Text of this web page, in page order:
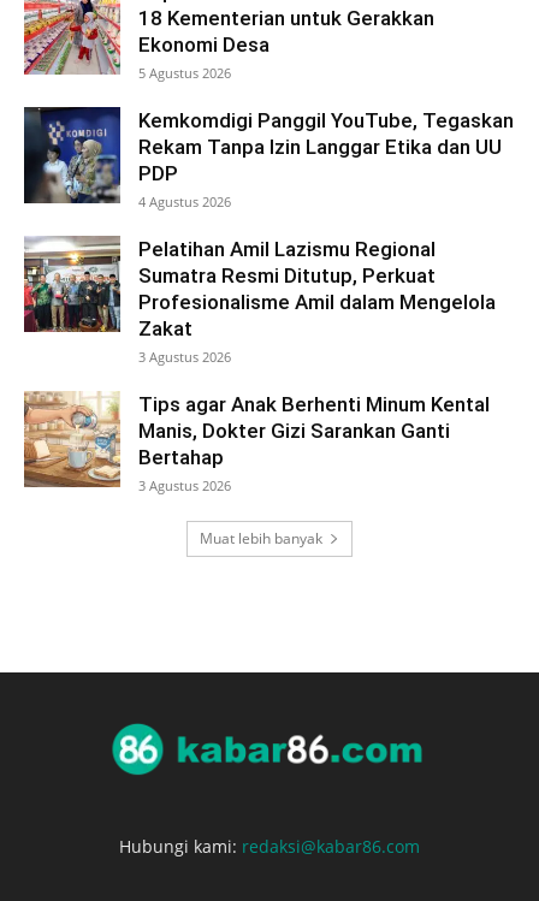
18 Kementerian untuk Gerakkan
Ekonomi Desa
5 Agustus 2026
Kemkomdigi Panggil YouTube, Tegaskan
Rekam Tanpa Izin Langgar Etika dan UU
PDP
4 Agustus 2026
Pelatihan Amil Lazismu Regional
Sumatra Resmi Ditutup, Perkuat
Profesionalisme Amil dalam Mengelola
Zakat
3 Agustus 2026
Tips agar Anak Berhenti Minum Kental
Manis, Dokter Gizi Sarankan Ganti
Bertahap
3 Agustus 2026
Muat lebih banyak
Hubungi kami: redaksi@kabar86.com